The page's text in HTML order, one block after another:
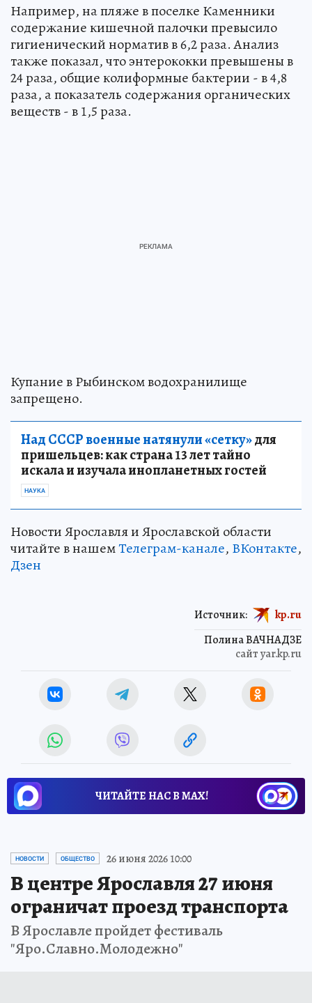
Например, на пляже в поселке Каменники
содержание кишечной палочки превысило
гигиенический норматив в 6,2 раза. Анализ
также показал, что энтерококки превышены в
24 раза, общие колиформные бактерии - в 4,8
раза, а показатель содержания органических
веществ - в 1,5 раза.
Купание в Рыбинском водохранилище
запрещено.
Над СССР военные натянули «сетку»для
пришельцев: как страна 13 лет тайно
искала и изучала инопланетных гостей
НАУКА
Новости Ярославля и Ярославской области
читайте в нашемТелеграм-канале, ВКонтакте,
Дзен
Полина ВАЧНАДЗЕ
сайт yar.kp.ru
Источник: kp.ru
ЧИТАЙТЕ НАС В МАХ!
НОВОСТИ ОБЩЕСТВО 26 июня 2026 10:00
В центре Ярославля 27 июня
ограничат проезд транспорта
В Ярославле пройдет фестиваль
"Яро.Славно.Молодежно"